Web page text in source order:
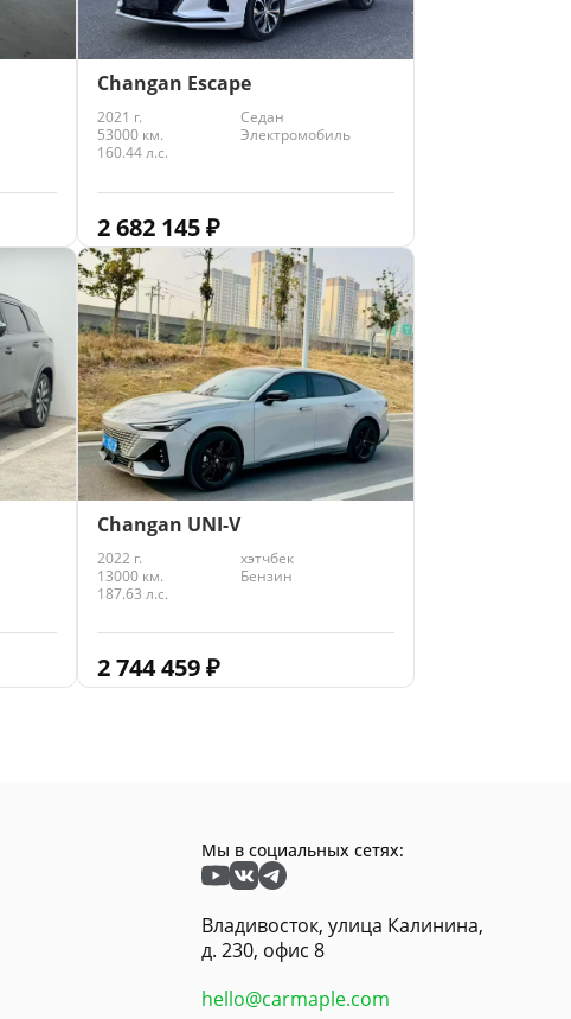
Changan Escape
2021 г.
Седан
53000 км.
Электромобиль
160.44 л.с.
2 682 145₽
Changan UNI-V
2022 г.
хэтчбек
13000 км.
Бензин
187.63 л.с.
2 744 459₽
Мы в социальных сетях:
Владивосток, улица Калинина,
д. 230, офис 8
hello@carmaple.com